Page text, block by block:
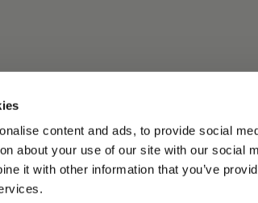
content and ads, to provide social
about your use of our site with our social
it with other information that you’ve